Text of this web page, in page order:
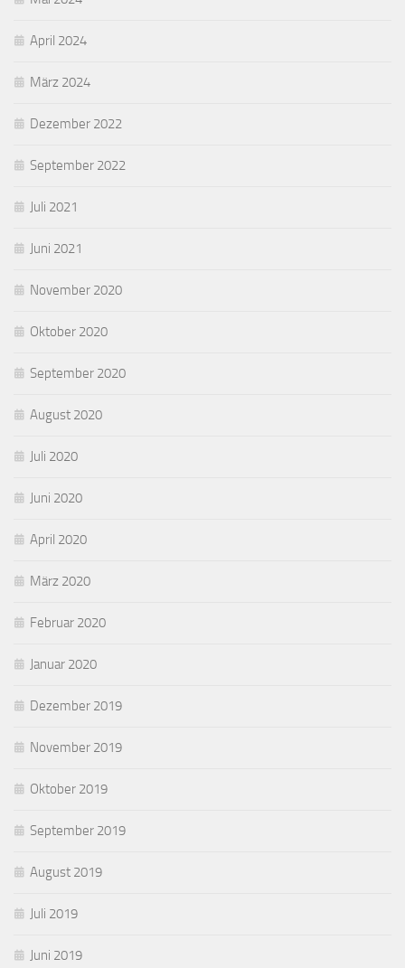
April 2024
März 2024
Dezember 2022
September 2022
Juli 2021
Juni 2021
November 2020
Oktober 2020
September 2020
August 2020
Juli 2020
Juni 2020
April 2020
März 2020
Februar 2020
Januar 2020
Dezember 2019
November 2019
Oktober 2019
September 2019
August 2019
Juli 2019
Juni 2019